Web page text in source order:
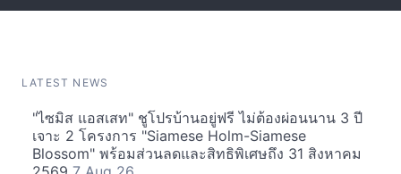
LATEST NEWS
"ไซมิส แอสเสท" ชูโปรบ้านอยู่ฟรี ไม่ต้องผ่อนนาน 3 ปี
เจาะ 2 โครงการ "Siamese Holm-Siamese
Blossom" พร้อมส่วนลดและสิทธิพิเศษถึง 31 สิงหาคม